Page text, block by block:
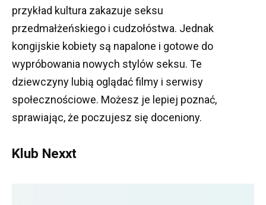
przykład kultura zakazuje seksu
przedmałżeńskiego i cudzołóstwa. Jednak
kongijskie kobiety są napalone i gotowe do
wypróbowania nowych stylów seksu. Te
dziewczyny lubią oglądać filmy i serwisy
społecznościowe. Możesz je lepiej poznać,
sprawiając, że poczujesz się doceniony.
Klub Nexxt